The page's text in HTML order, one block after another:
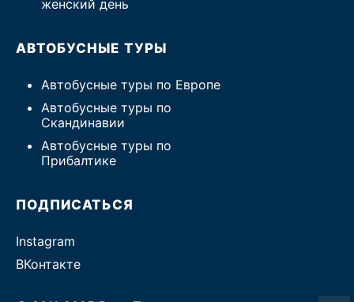
женский день
АВТОБУСНЫЕ ТУРЫ
Автобусные туры по Европе
Автобусные туры по
Скандинавии
Автобусные туры по
Прибалтике
ПОДПИСАТЬСЯ
Instagram
ВКонтакте